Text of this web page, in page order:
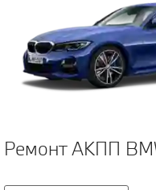
Ремонт АКПП